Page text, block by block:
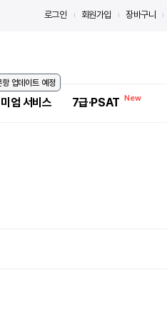
로그인 회원가입 장바구니
업데이트 예정
엄 서비스 7급·PSAT